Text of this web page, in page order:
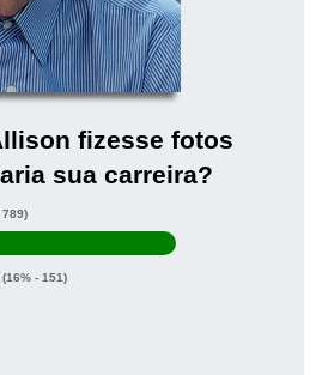
fizesse fotos
sua carreira?
789)
(16% - 151)